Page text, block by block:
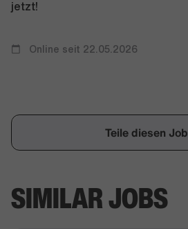
jetzt!
Online seit 22.05.2026
Teile diesen Job
SIMILAR JOBS